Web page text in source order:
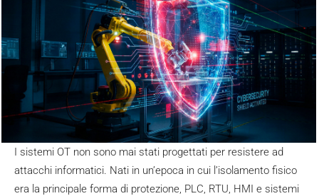
I sistemi OT non sono mai stati progettati per resistere ad
attacchi informatici. Nati in un’epoca in cui l’isolamento fisico
era la principale forma di protezione, PLC, RTU, HMI e sistemi